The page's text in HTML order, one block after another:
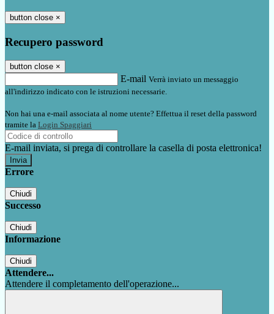
button close ×
Recupero password
button close ×
E-mail Verrà inviato un messaggio
all'indirizzo indicato con le istruzioni necessarie.
Non hai una e-mail associata al nome utente? Effettua il reset della password
tramite la Login Spaggiari
E-mail inviata, si prega di controllare la casella di posta elettronica!
Errore
Chiudi
Successo
Chiudi
Informazione
Chiudi
Attendere...
Attendere il completamento dell'operazione...